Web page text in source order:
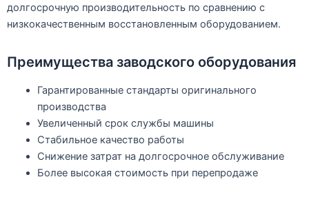
долгосрочную производительность по сравнению с
низкокачественным восстановленным оборудованием.
Преимущества заводского оборудования
Гарантированные стандарты оригинального
производства
Увеличенный срок службы машины
Стабильное качество работы
Снижение затрат на долгосрочное обслуживание
Более высокая стоимость при перепродаже